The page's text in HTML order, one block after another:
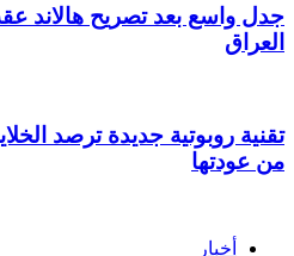
جدل واسع بعد تصريح هالاند
العراق
تقنية روبوتية جديدة ترصد
من عودتها
أخبار